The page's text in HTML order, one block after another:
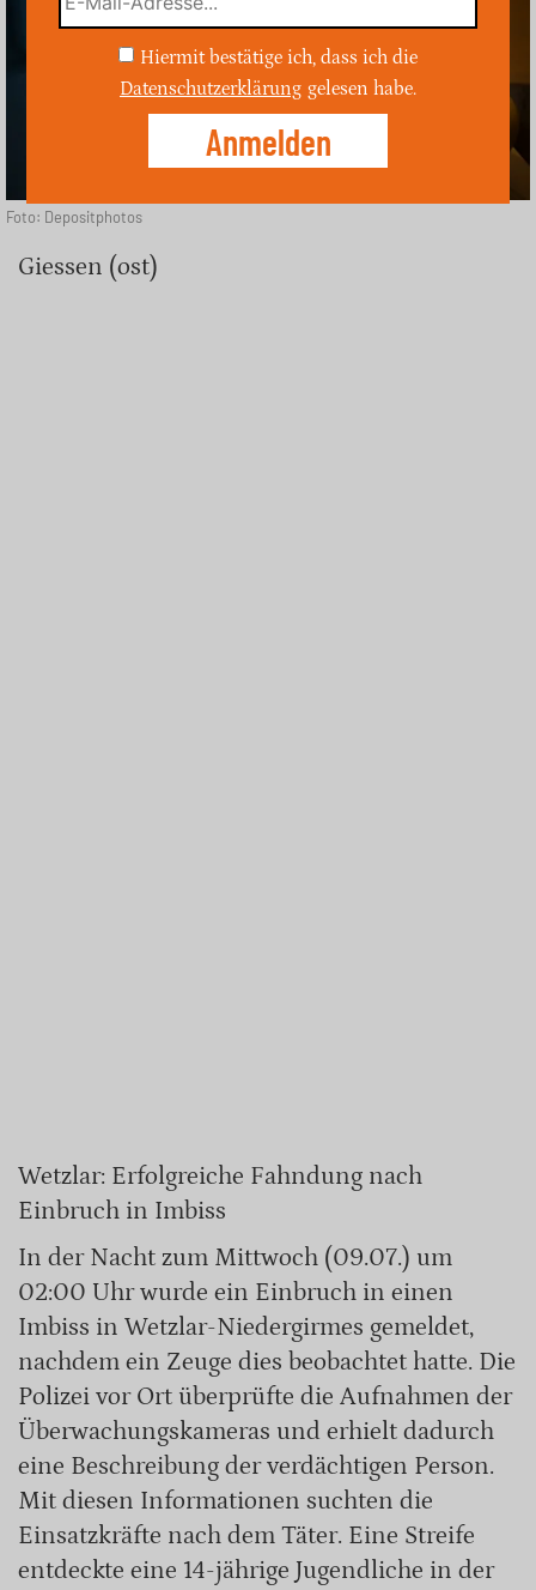
Foto: Depositphotos
Giessen (ost)
Wetzlar: Erfolgreiche Fahndung nach
Einbruch in Imbiss
In der Nacht zum Mittwoch (09.07.) um
02:00 Uhr wurde ein Einbruch in einen
Imbiss in Wetzlar-Niedergirmes gemeldet,
nachdem ein Zeuge dies beobachtet hatte. Die
Polizei vor Ort überprüfte die Aufnahmen der
Überwachungskameras und erhielt dadurch
eine Beschreibung der verdächtigen Person.
Mit diesen Informationen suchten die
Einsatzkräfte nach dem Täter. Eine Streife
entdeckte eine 14-jährige Jugendliche in der
Hiermit bestätige ich, dass ich die
Datenschutzerklärung gelesen habe.